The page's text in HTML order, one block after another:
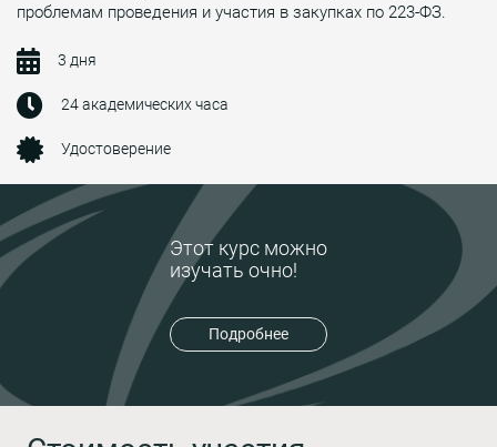
Этот курс можно
изучать очно!
Подробнее
проблемам проведения и участия в закупках по 223-ФЗ.
3 дня
24 академических часа
Удостоверение